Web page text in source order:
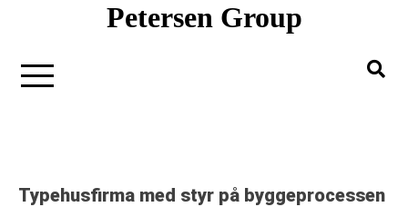
Petersen Group
Typehusfirma med styr på byggeprocessen